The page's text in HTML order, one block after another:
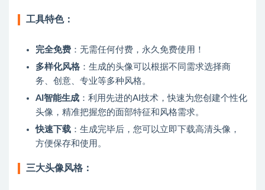
工具特色：
完全免费 ：无需任何付费，永久免费使用！
多样化风格 ：生成的头像可以根据不同需求选择商
务、创意、专业等多种风格。
AI智能生成 ：利用先进的AI技术，快速为您创建个性化
头像，精准把握您的面部特征和风格需求。
快速下载 ：生成完毕后，您可以立即下载高清头像，
方便保存和使用。
三大头像风格：